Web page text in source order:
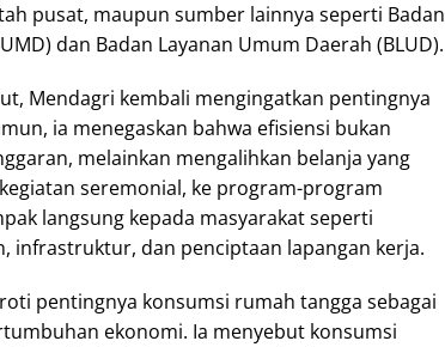
pusat, maupun sumber lainnya seperti Badan
dan Badan Layanan Umum Daerah (BLUD).
Mendagri kembali mengingatkan pentingnya
ia menegaskan bahwa efisiensi bukan
melainkan mengalihkan belanja yang
seremonial, ke program-program
langsung kepada masyarakat seperti
infrastruktur, dan penciptaan lapangan kerja.
pentingnya konsumsi rumah tangga sebagai
ekonomi. Ia menyebut konsumsi